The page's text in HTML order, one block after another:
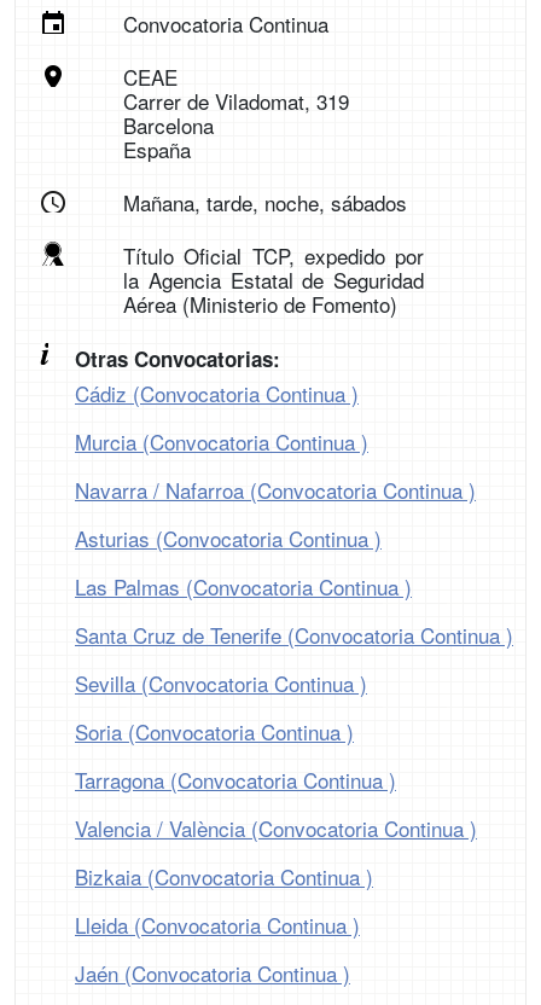
Convocatoria Continua
CEAE
Carrer de Viladomat, 319
Barcelona
España
Mañana, tarde, noche, sábados
Título Oficial TCP, expedido por
la Agencia Estatal de Seguridad
Aérea (Ministerio de Fomento)
Otras Convocatorias:
Cádiz (Convocatoria Continua )
Murcia (Convocatoria Continua )
Navarra / Nafarroa (Convocatoria Continua )
Asturias (Convocatoria Continua )
Las Palmas (Convocatoria Continua )
Santa Cruz de Tenerife (Convocatoria Continua )
Sevilla (Convocatoria Continua )
Soria (Convocatoria Continua )
Tarragona (Convocatoria Continua )
Valencia / València (Convocatoria Continua )
Bizkaia (Convocatoria Continua )
Lleida (Convocatoria Continua )
Jaén (Convocatoria Continua )